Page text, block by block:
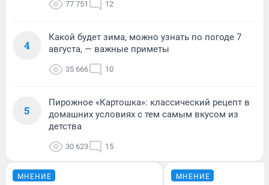
77 751 12
4
Какой будет зима, можно узнать по погоде 7
августа, — важные приметы
35 666 10
5
Пирожное «Картошка»: классический рецепт в
домашних условиях с тем самым вкусом из
детства
30 623 15
МНЕНИЕ МНЕНИЕ